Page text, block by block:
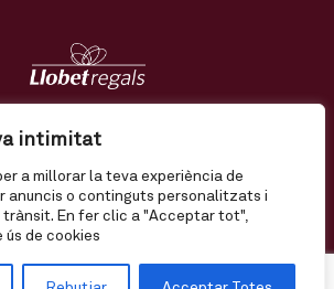
intimitat
a millorar la teva experiència de
anuncis o continguts personalitzats i
En fer clic a "Acceptar tot",
de cookies
Enviament Termes i condicions
Política de qualitat Avís legal